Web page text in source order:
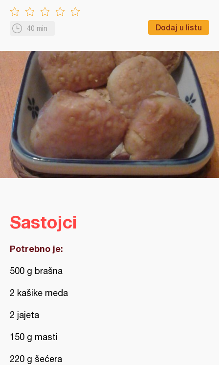
40 min Dodaj u listu
Sastojci
Potrebno je:
500 g brašna
2 kašike meda
2 jajeta
150 g masti
220 g šećera